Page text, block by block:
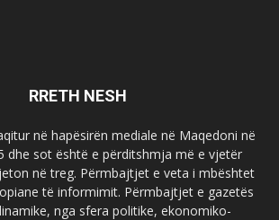
RRETH NESH
në hapësirën mediale në Maqedoni në
dhe sot është e përditshmja më e vjetër
në treg. Përmbajtjet e veta i mbështet
të informimit. Përmbajtjet e gazetës
nga sfera politike, ekonomiko-